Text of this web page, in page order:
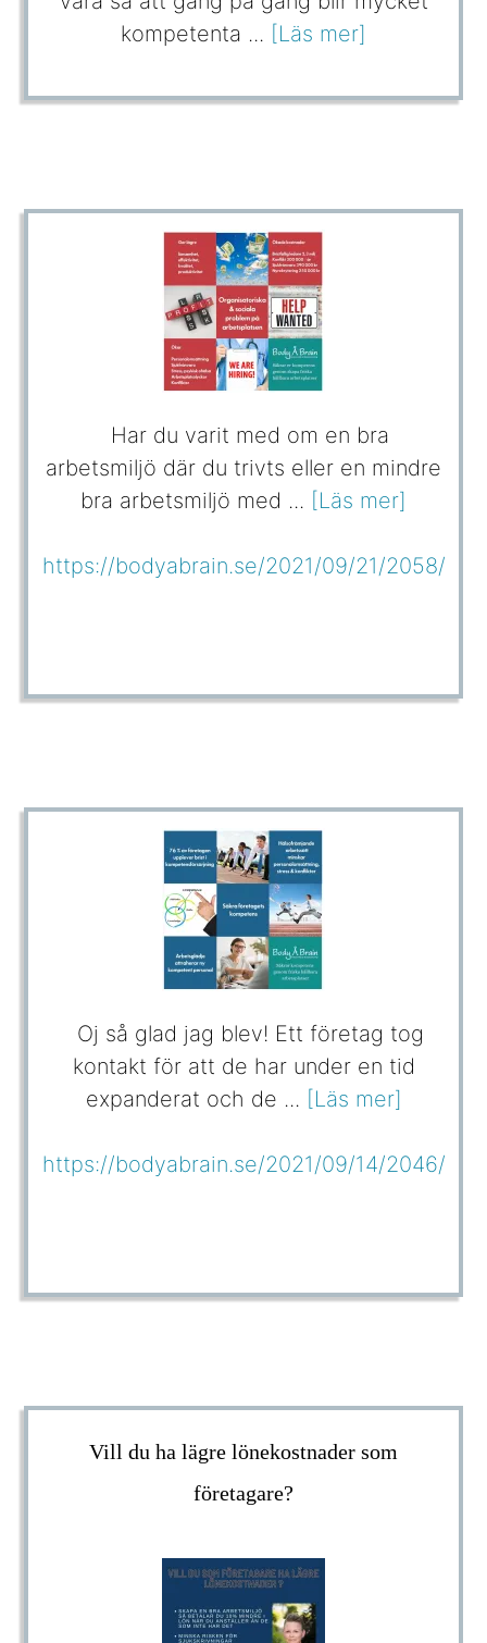
kompetenta ... [Läs mer]
Har du varit med om en bra
arbetsmiljö där du trivts eller en mindre
bra arbetsmiljö med ... [Läs mer]
https://bodyabrain.se/2021/09/21/2058/
Oj så glad jag blev! Ett företag tog
kontakt för att de har under en tid
expanderat och de ... [Läs mer]
https://bodyabrain.se/2021/09/14/2046/
Vill du ha lägre lönekostnader som
företagare?